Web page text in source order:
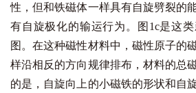
性，但和铁磁体一样具有自旋劈裂的
有自旋极化的输运行为。图1c是这
图。在这种磁性材料中，磁性原子的
样沿相反的方向规律排布，材料的总
的是，自旋向上的小磁铁的形状和自